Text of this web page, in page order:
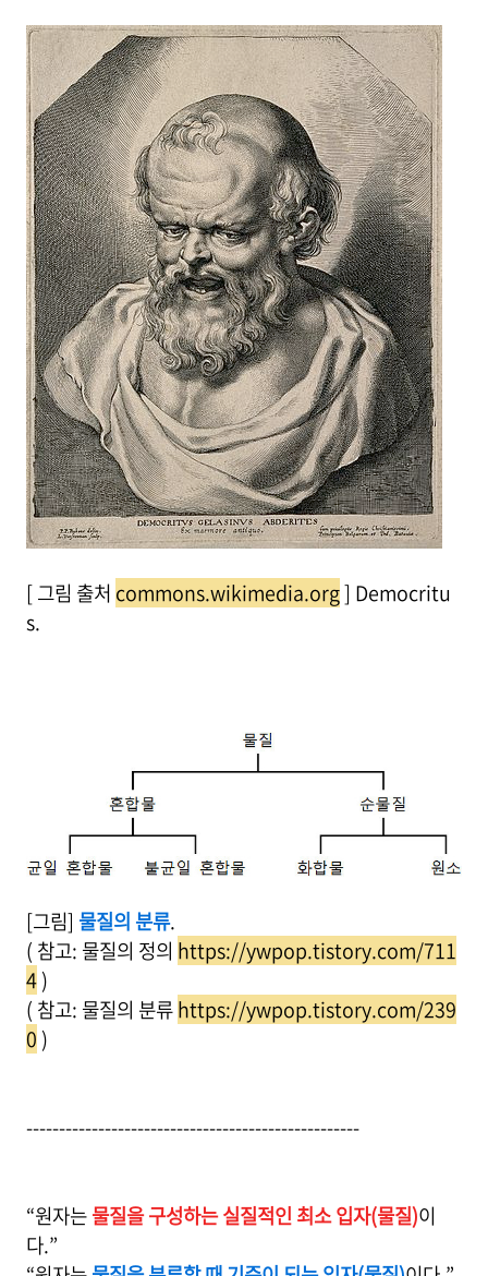
[ 그림 출처 commons.wikimedia.org] Democritu
s.
[그림] 물질의 분류.
( 참고: 물질의 정의 https://ywpop.tistory.com/711
4)
( 참고: 물질의 분류https://ywpop.tistory.com/239
0 )
---------------------------------------------------
“원자는물질을 구성하는 실질적인 최소 입자(물질)이
다.”